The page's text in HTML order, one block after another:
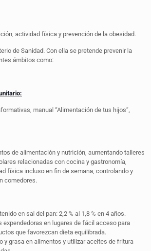
actividad física y prevención de la obesidad.
de Sanidad. Con ella se pretende prevenir la
ámbitos como:
manual “Alimentación de tus hijos”,
de alimentación y nutrición, aumentando talleres
relacionadas con cocina y gastronomía,
física incluso en fin de semana, controlando y
comedores.
en sal del pan: 2,2 % al 1,8 % en 4 años.
expendedoras en lugares de fácil acceso para
que favorezcan dieta equilibrada.
y grasa en alimentos y utilizar aceites de fritura